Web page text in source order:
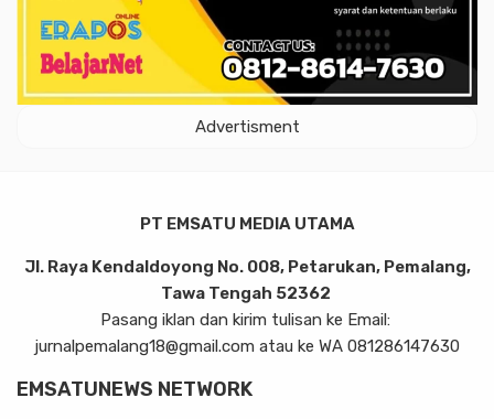
Advertisment
PT EMSATU MEDIA UTAMA
Jl. Raya Kendaldoyong No. 008, Petarukan, Pemalang,
Tawa Tengah 52362
Pasang iklan dan kirim tulisan ke Email:
jurnalpemalang18@gmail.com atau ke WA 081286147630
EMSATUNEWS NETWORK